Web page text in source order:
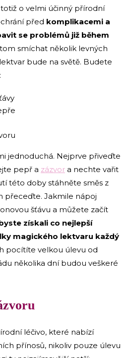
o velmi účinný přírodní
před komplikacemi a
se problémů již během
smíchat několik levných
bude na světě. Budete
jednoduchá. Nejprve přiveďte
pepř a zázvor a nechte vařit
této doby stáhněte směs z
přeceďte. Jakmile nápoj
šťávu a můžete začít
získali co nejlepší
magického lektvaru každý
pocítíte velkou úlevu od
několika dní budou veškeré
léčivo, které nabízí
přínosů, nikoliv pouze úlevu